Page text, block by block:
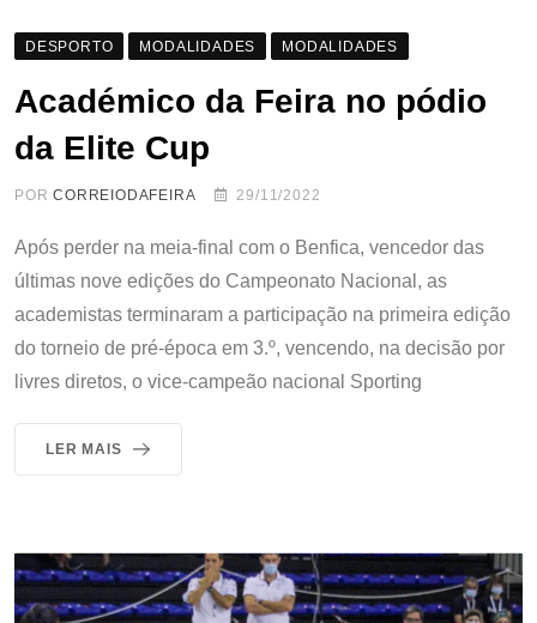
DESPORTO MODALIDADES MODALIDADES
Académico da Feira no pódio
da Elite Cup
PORCORREIODAFEIRA 29/11/2022
Após perder na meia-final com o Benfica, vencedor das
últimas nove edições do Campeonato Nacional, as
academistas terminaram a participação na primeira edição
do torneio de pré-época em 3.º, vencendo, na decisão por
livres diretos, o vice-campeão nacional Sporting
LER MAIS